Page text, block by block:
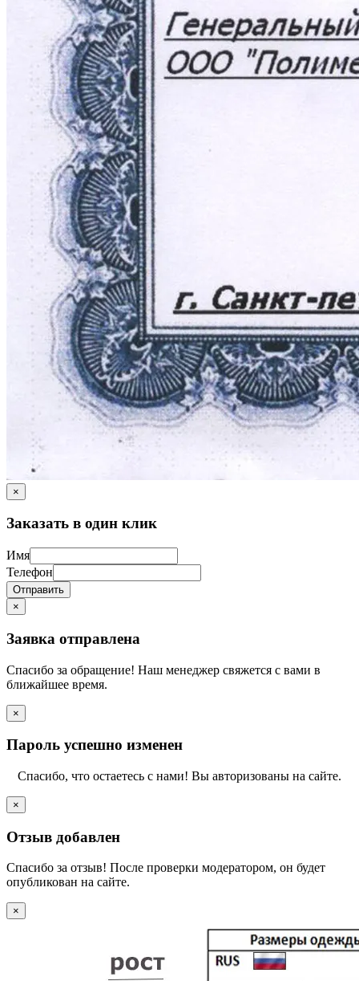
×
Заказать в один клик
Имя
Телефон
Отправить
×
Заявка отправлена
Спасибо за обращение! Наш менеджер свяжется с вами в
ближайшее время.
×
Пароль успешно изменен
Спасибо, что остаетесь с нами! Вы авторизованы на сайте.
×
Отзыв добавлен
Спасибо за отзыв! После проверки модератором, он будет
опубликован на сайте.
×